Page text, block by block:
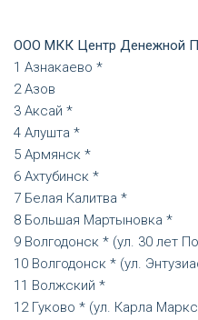
ООО МКК Центр Денежной
Азнакаево *
Азов
Аксай *
Алушта *
Армянск *
Ахтубинск *
Белая Калитва *
Большая Мартыновка *
Волгодонск * (ул. 30 лет
Волгодонск * (ул.
Волжский *
Гуково * (ул. Карла